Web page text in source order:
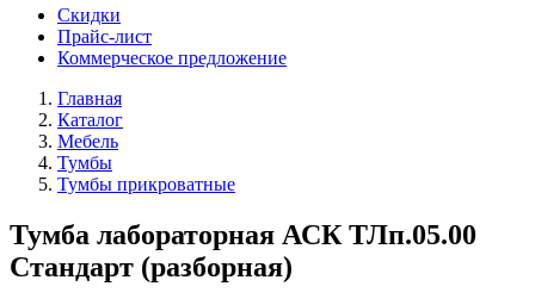
Скидки
Прайс-лист
Коммерческое предложение
Главная
Каталог
Мебель
Тумбы
Тумбы прикроватные
Тумба лабораторная АСК ТЛп.05.00
Стандарт (разборная)